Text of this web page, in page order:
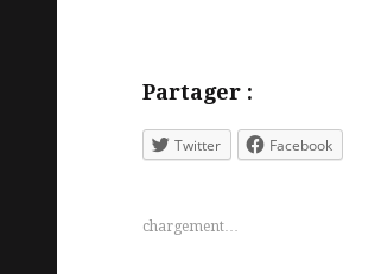
Partager :
Twitter Facebook
chargement…